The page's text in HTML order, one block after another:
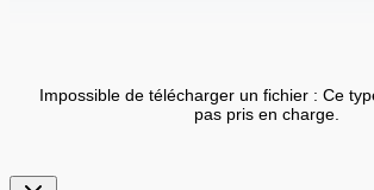
Impossible de télécharger un fichier : Ce
pas pris en charge.